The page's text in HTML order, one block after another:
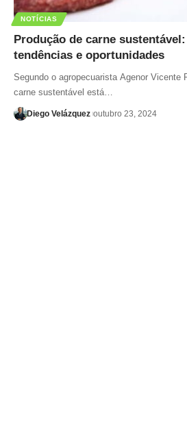
NOTÍCIAS
Produção de carne
tendências e oportunidades
Segundo o agropecuarista Agenor Vicente
carne sustentável está…
Diego Velázquez outubro 23, 2024